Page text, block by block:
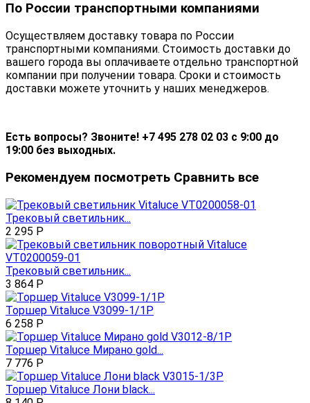
По России транспортными компаниями
Осуществляем доставку товара по России
транспортными компаниями. Стоимость доставки до
вашего города вы оплачиваете отдельно транспортной
компании при получении товара. Сроки и стоимость
доставки можете уточнить у наших менеджеров.
Есть вопросы? Звоните! +7 495 278 02 03 с 9:00 до
19:00 без выходных.
Рекомендуем посмотреть Сравнить все
Трековый светильник...
2 295 Р
Трековый светильник...
3 864 Р
Торшер Vitaluce V3099-1/1P
6 258 Р
Торшер Vitaluce Мирано gold...
7 776 Р
Торшер Vitaluce Лони black...